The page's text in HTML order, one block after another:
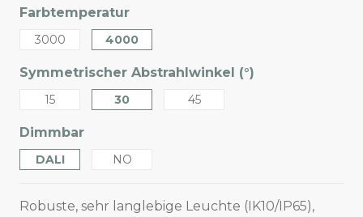
Farbtemperatur
3000 4000
Symmetrischer Abstrahlwinkel (°)
15 30 45
Dimmbar
DALI NO
Robuste, sehr langlebige Leuchte (IK10/IP65),